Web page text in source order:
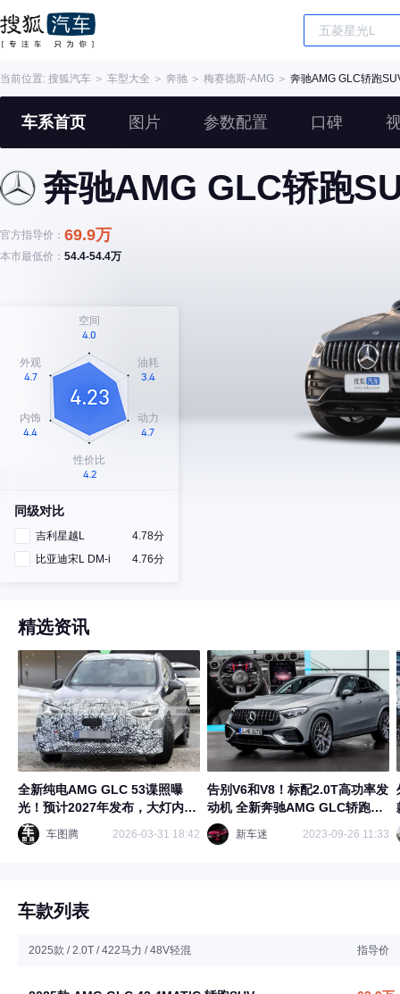
当前位置: 搜狐汽车 ＞ 车型大全 ＞ 奔驰 ＞ 梅赛德斯-AMG ＞ 奔驰AMG GLC轿跑
车系首页 图片 参数配置 口碑
奔驰AMG GLC轿跑
官方指导价： 69.9万
本市最低价： 54.4-54.4万
同级对比
吉利星越L
4.78分
比亚迪宋L DM-i
4.76分
精选资讯
全新纯电AMG GLC 53谍照曝
光！预计2027年发布，大灯内有
三叉星
车图腾 2026-03-31 18:42
告别V6和V8！标配2.0T高功率发
动机 全新奔驰AMG GLC轿跑
SUV发布
新车迷 2023-09-26 11:33
车款列表
2025款 / 2.0T / 422马力 / 48V轻混 指导价